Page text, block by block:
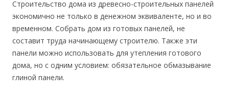
Строительство дома из древесно-строительных панелей
экономично не только в денежном эквиваленте, но и во
временном. Собрать дом из готовых панелей, не
составит труда начинающему строителю. Также эти
панели можно использовать для утепления готового
дома, но с одним условием: обязательное обмазывание
глиной панели.